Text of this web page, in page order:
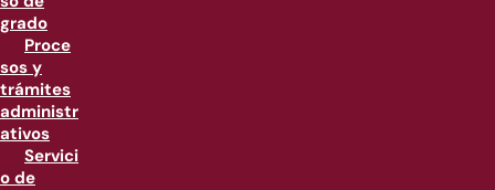
grado
Proce
sos y
trámites
administr
ativos
Servici
o de